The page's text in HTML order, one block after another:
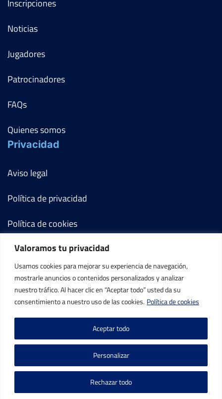
Valoramos tu privacidad
Usamos cookies para mejorar su experiencia de navegación,
mostrarle anuncios o contenidos personalizados y analizar
nuestro tráfico. Al hacer clic en “Aceptar todo” usted da su
consentimiento a nuestro uso de las cookies. Política de cookies
Personalizar
Rechazar todo
Aceptar todo
Inscripciones
Noticias
Jugadores
Patrocinadores
FAQs
Quienes somos
Privacidad
Aviso legal
Política de privacidad
Política de cookies
Términos y condiciones
Mi cuenta
Contacto